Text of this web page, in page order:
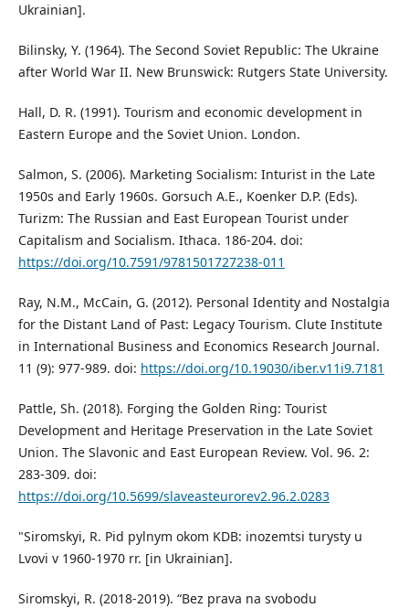
Ukrainian].
Bilinsky, Y. (1964). The Second Soviet Republic: The Ukraine
after World War II. New Brunswick: Rutgers State University.
Hall, D. R. (1991). Tourism and economic development in
Eastern Europe and the Soviet Union. London.
Salmon, S. (2006). Marketing Socialism: Inturist in the Late
1950s and Early 1960s. Gorsuch A.E., Koenker D.P. (Eds).
Turizm: The Russian and East European Tourist under
Capitalism and Socialism. Ithaca. 186-204. doi:
https://doi.org/10.7591/9781501727238-011
Ray, N.M., McCain, G. (2012). Personal Identity and Nostalgia
for the Distant Land of Past: Legacy Tourism. Clute Institute
in International Business and Economics Research Journal.
11 (9): 977-989. doi: https://doi.org/10.19030/iber.v11i9.7181
Pattle, Sh. (2018). Forging the Golden Ring: Tourist
Development and Heritage Preservation in the Late Soviet
Union. The Slavonic and East European Review. Vol. 96. 2:
283-309. doi:
https://doi.org/10.5699/slaveasteurorev2.96.2.0283
"Siromskyi, R. Pid pylnym okom KDB: inozemtsi turysty u
Lvovi v 1960-1970 rr. [in Ukrainian].
Siromskyi, R. (2018-2019). “Bez prava na svobodu